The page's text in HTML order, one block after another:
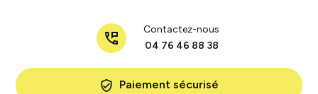
perm_phone_msg
Contactez-nous
04 76 46 88 38
verified_user Paiement sécurisé